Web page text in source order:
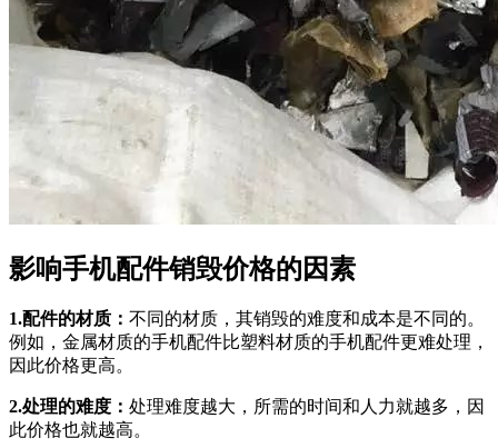
影响手机配件销毁价格的因素
1.配件的材质： 不同的材质，其销毁的难度和成本是不同的。
例如，金属材质的手机配件比塑料材质的手机配件更难处理，
因此价格更高。
2.处理的难度： 处理难度越大，所需的时间和人力就越多，因
此价格也就越高。